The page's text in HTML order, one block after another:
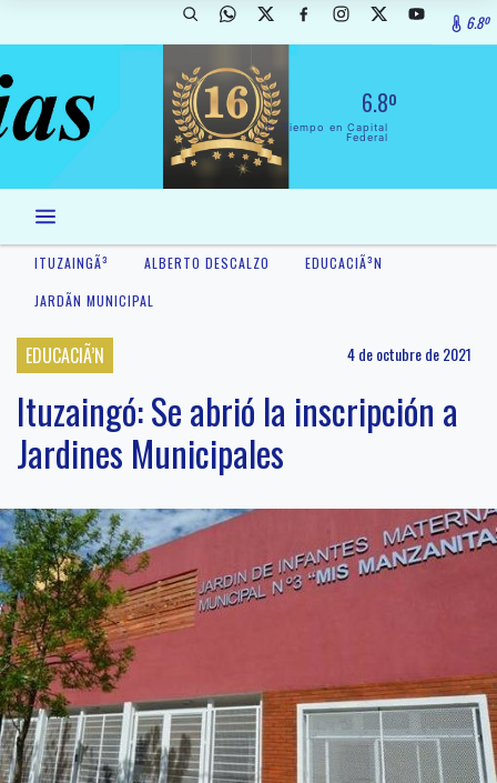
6.8º
6.8º
El Tiempo en Capital
Federal
ITUZAINGÃ³ ALBERTO DESCALZO
EDUCACIÃ³N
JARDÃ­N MUNICIPAL
EDUCACIÃ’N 4 de octubre de 2021
Ituzaingó: Se abrió la inscripción a
Jardines Municipales